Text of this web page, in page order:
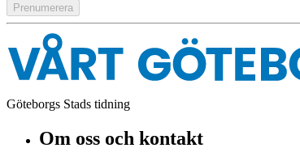
Göteborgs Stads tidning
Om oss och kontakt